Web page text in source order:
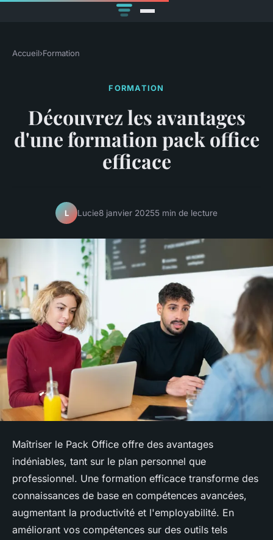
Accueil›Formation
FORMATION
Découvrez les avantages
d'une formation pack office
efficace
L Lucie8 janvier 20255 min de lecture
Maîtriser le Pack Office offre des avantages
indéniables, tant sur le plan personnel que
professionnel. Une formation efficace transforme des
connaissances de base en compétences avancées,
augmentant la productivité et l'employabilité. En
améliorant vos compétences sur des outils tels